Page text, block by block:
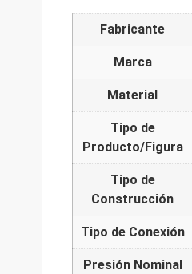
Fabricante
Marca
Material
Tipo de
Producto/Figura
Tipo de
Construcción
Tipo de Conexión
Presión Nominal